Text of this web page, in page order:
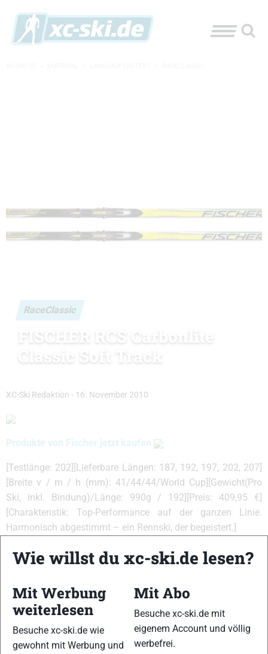
RaceClassic
FISCHER RCS Carbonlite
Classic Soft Track
XC-Ski Redaktion - 16. November 2010
Produkte von Fischer jetzt kaufen
[Testlänge: 202][Lieferbare Längen: 187, 192, 197, 202, 207]
[Breite v / m / h (mm): 41/44/44/World Cup][Gewicht(Pro
Ski, inkl. Bindung)/Länge: 990g / 192][Preis: 409,95 €]
[Charakteristik: Top-Performance auf der ganzen Linie.
Harmonisch abgestimmt – ein Rennski, der begeistert.]
{Abstoßverhalten:12,13,14}{Einschubverhalten:14,15}
{Gleitfähigkeit:14,15}{Führung:13,14,15}{Handling:15,15}
VERWANDTE ARTIKEL
Wie willst du xc-ski.de lesen?
Mit Werbung
weiterlesen
Besuche xc-ski.de wie
gewohnt mit Werbung und
Mit Abo
Besuche xc-ski.de mit
eigenem Account und völlig
werbefrei.